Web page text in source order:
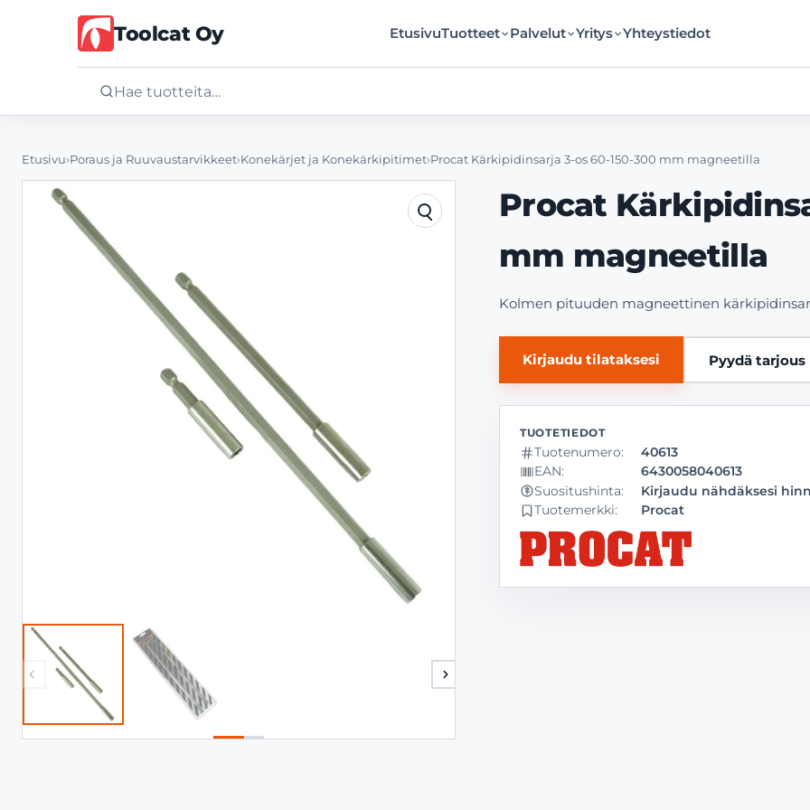
Toolcat Oy EtusivuTuotteet Palvelut Yritys Yhteystiedot
Palvelut
Yritys
Yhteystiedot
Etusivu›Poraus ja Ruuvaustarvikkeet›Konekärjet ja Konekärkipitimet›Procat Kärkipidinsarja 3-os 60-150-300 mm magneetilla
Procat
mm magneetilla
Kolmen pituuden magneettinen
Kirjaudu tilataksesi Pyydä tarjous
Tuotenumero:
40613
EAN:
6430058040613
Suositushinta:
Kirjaudu nähdäksesi
Tuotemerkki: Procat